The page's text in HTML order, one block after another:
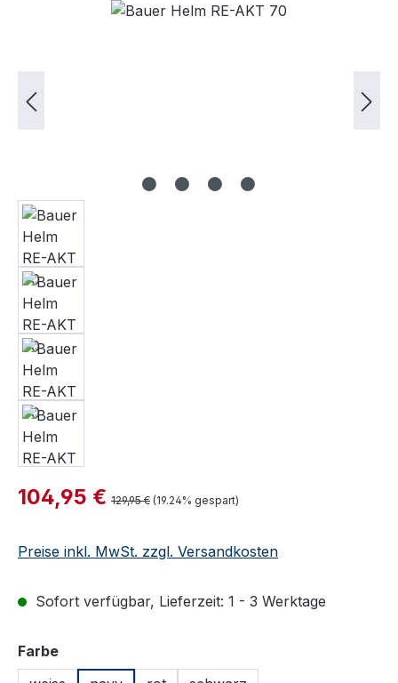
Bildergalerie überspringen
Verkaufspreis:
104,95 € Regulärer Preis:
129,95 € (19.24% gespart)
Preise inkl. MwSt. zzgl. Versandkosten
Sofort verfügbar, Lieferzeit: 1 - 3 Werktage
Farbeauswählen